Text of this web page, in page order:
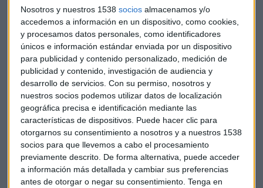
Nosotros y nuestros 1538 socios almacenamos y/o
accedemos a información en un dispositivo, como cookies,
y procesamos datos personales, como identificadores
únicos e información estándar enviada por un dispositivo
para publicidad y contenido personalizado, medición de
publicidad y contenido, investigación de audiencia y
desarrollo de servicios. Con su permiso, nosotros y
nuestros socios podemos utilizar datos de localización
geográfica precisa e identificación mediante las
características de dispositivos. Puede hacer clic para
otorgarnos su consentimiento a nosotros y a nuestros 1538
socios para que llevemos a cabo el procesamiento
previamente descrito. De forma alternativa, puede acceder
a información más detallada y cambiar sus preferencias
antes de otorgar o negar su consentimiento. Tenga en
Además, el consenso de analistas de Reuters todavía le da
algo de margen de subida, con un consejo de comprar y un
precio objetivo de 34,65 euros , lo que le da un potencial
del 2,70%.
El valor sigue en tendencia alcista. Según apunta el
analista,por encima de 30 – 30,11 eurosse puede
mantener. "Habría que haber entrado en los 28,50 euros",
pero es un valor para tener y que nos dé tranquilidad.